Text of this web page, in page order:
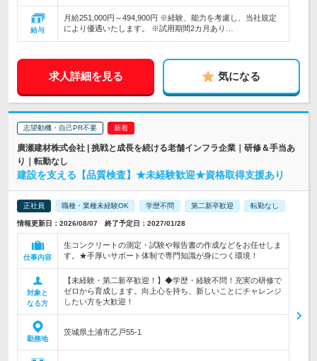
給与
月給251,000円～494,900円 ※経験、能力を考慮し、当社規定
により優遇いたします。 ※試用期間2カ月あり…
求人詳細を見る 気になる
志望動機・自己PR不要
廣瀬建材株式会社 | 挑戦と成長を続ける老舗インフラ企業｜研修＆手当あ
り｜転勤なし
建設を支える【品質検査】★未経験歓迎★資格取得支援あり
正社員 職種・業種未経験OK 学歴不問 第二新卒歓迎 転勤なし
情報更新日：2026/08/07 終了予定日：2027/01/28
仕事内容
生コンクリートの測定・試験や報告書の作成などをお任せしま
す。★手厚いサポート体制で専門知識が身につく環境！
対象と
なる方
【未経験・第二新卒歓迎！】◆学歴・経験不問！充実の研修で
ゼロから育成します。向上心を持ち、新しいことにチャレンジ
したい方を大歓迎！
勤務地
茨城県土浦市乙戸55-1